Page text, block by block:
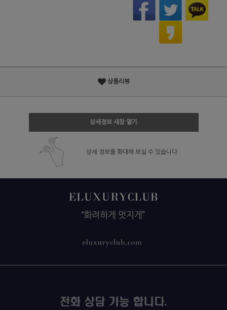
상품리뷰
상세정보 새창 열기
상세 정보를 확대해 보실 수 있습니다.